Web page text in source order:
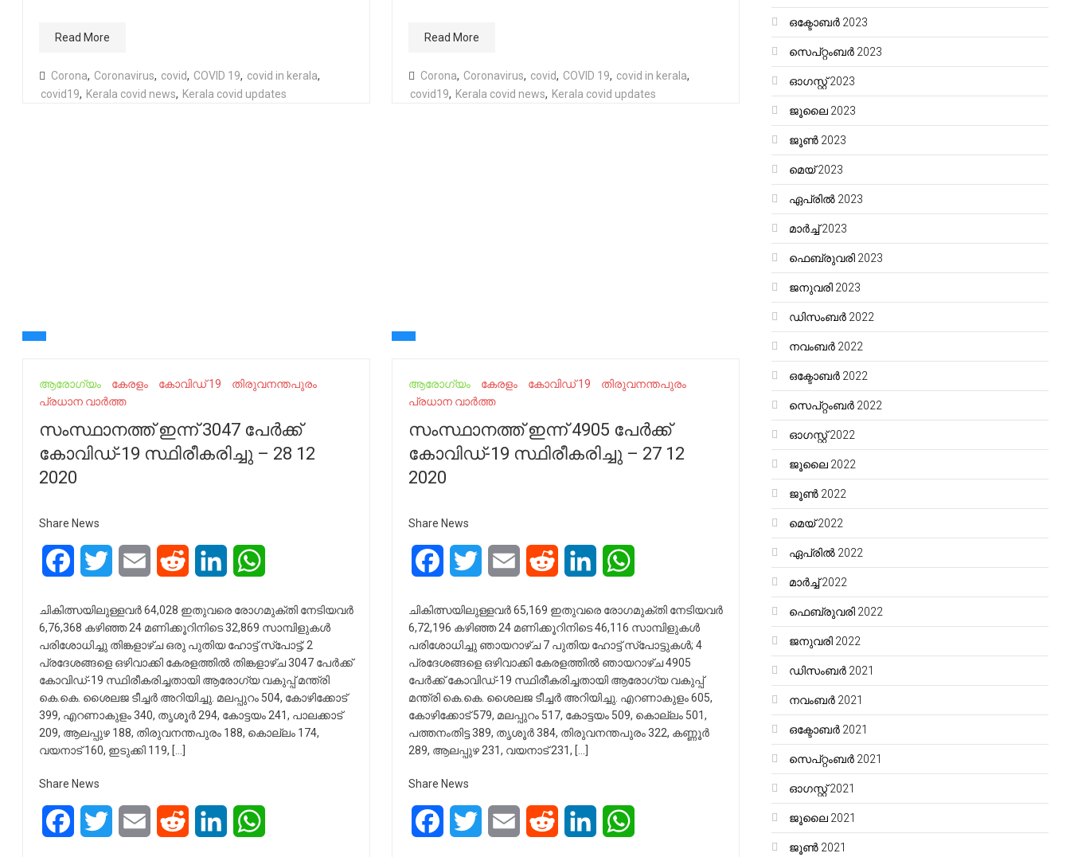
Read More
Corona, Coronavirus, covid, COVID 19, covid in kerala,
covid19, Kerala covid news, Kerala covid updates
Read More
Corona, Coronavirus, covid, COVID 19, covid in kerala,
covid19, Kerala covid news, Kerala covid updates
ആരോഗ്യം കേരളം കോവിഡ് 19
തിരുവനന്തപുരം
പ്രധാന വാർത്ത
സംസ്ഥാനത്ത് ഇന്ന് 3047 പേര്‍ക്ക്
കോവിഡ്-19 സ്ഥിരീകരിച്ചു – 28 12
2020
Share News
FacebookTwitter Email Reddit LinkedIn
ചികിത്സയിലുള്ളവര്‍ 64,028 ഇതുവരെ രോഗമുക്തി നേടിയവര്‍
6,76,368 കഴിഞ്ഞ 24 മണിക്കൂറിനിടെ 32,869 സാമ്പിളുകള്‍
പരിശോധിച്ചു തിങ്കളാഴ്ച ഒരു പുതിയ ഹോട്ട് സ്‌പോട്ട്; 2
പ്രദേശങ്ങളെ ഒഴിവാക്കി കേരളത്തില്‍ തിങ്കളാഴ്ച 3047 പേര്‍ക്ക്
കോവിഡ്-19 സ്ഥിരീകരിച്ചതായി ആരോഗ്യ വകുപ്പ് മന്ത്രി
കെ.കെ. ശൈലജ ടീച്ചര്‍ അറിയിച്ചു. മലപ്പുറം 504, കോഴിക്കോട്
399, എറണാകുളം 340, തൃശൂര്‍ 294, കോട്ടയം 241, പാലക്കാട്
209, ആലപ്പുഴ 188, തിരുവനന്തപുരം 188, കൊല്ലം 174,
വയനാട് 160, ഇടുക്കി 119, […]
Share News
FacebookTwitter Email Reddit LinkedIn
ആരോഗ്യം കേരളം കോവിഡ് 19
തിരുവനന്തപുരം
പ്രധാന വാർത്ത
സംസ്ഥാനത്ത് ഇന്ന് 4905 പേര്‍ക്ക്
കോവിഡ്-19 സ്ഥിരീകരിച്ചു – 27 12
2020
Share News
FacebookTwitter Email Reddit LinkedIn
ചികിത്സയിലുള്ളവര്‍ 65,169 ഇതുവരെ രോഗമുക്തി നേടിയവര്‍
6,72,196 കഴിഞ്ഞ 24 മണിക്കൂറിനിടെ 46,116 സാമ്പിളുകള്‍
പരിശോധിച്ചു ഞായറാഴ്ച 7 പുതിയ ഹോട്ട് സ്‌പോട്ടുകള്‍; 4
പ്രദേശങ്ങളെ ഒഴിവാക്കി കേരളത്തില്‍ ഞായറാഴ്ച 4905
പേര്‍ക്ക് കോവിഡ്-19 സ്ഥിരീകരിച്ചതായി ആരോഗ്യ വകുപ്പ്
മന്ത്രി കെ.കെ. ശൈലജ ടീച്ചര്‍ അറിയിച്ചു. എറണാകുളം 605,
കോഴിക്കോട് 579, മലപ്പുറം 517, കോട്ടയം 509, കൊല്ലം 501,
പത്തനംതിട്ട 389, തൃശൂര്‍ 384, തിരുവനന്തപുരം 322, കണ്ണൂര്‍
289, ആലപ്പുഴ 231, വയനാട് 231, […]
Share News
FacebookTwitter Email Reddit LinkedIn
ഒക്ടോബർ 2023
സെപ്റ്റംബർ 2023
ഓഗസ്റ്റ്‌ 2023
ജൂലൈ 2023
ജൂൺ 2023
മെയ്‌ 2023
ഏപ്രിൽ 2023
മാർച്ച്‌ 2023
ഫെബ്രുവരി 2023
ജനുവരി 2023
ഡിസംബർ 2022
നവംബർ 2022
ഒക്ടോബർ 2022
സെപ്റ്റംബർ 2022
ഓഗസ്റ്റ്‌ 2022
ജൂലൈ 2022
ജൂൺ 2022
മെയ്‌ 2022
ഏപ്രിൽ 2022
മാർച്ച്‌ 2022
ഫെബ്രുവരി 2022
ജനുവരി 2022
ഡിസംബർ 2021
നവംബർ 2021
ഒക്ടോബർ 2021
സെപ്റ്റംബർ 2021
ഓഗസ്റ്റ്‌ 2021
ജൂലൈ 2021
ജൂൺ 2021